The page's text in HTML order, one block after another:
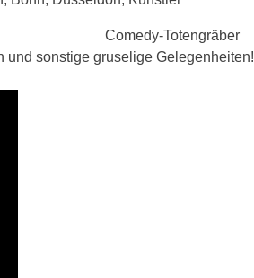
Comedy-Totengräber
und sonstige gruselige Gelegenheiten!